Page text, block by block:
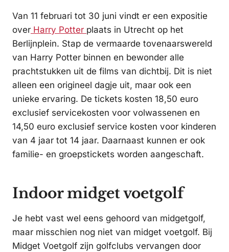
Van 11 februari tot 30 juni vindt er een expositie
over Harry Potter plaats in Utrecht op het
Berlijnplein. Stap de vermaarde tovenaarswereld
van Harry Potter binnen en bewonder alle
prachtstukken uit de films van dichtbij. Dit is niet
alleen een origineel dagje uit, maar ook een
unieke ervaring. De tickets kosten 18,50 euro
exclusief servicekosten voor volwassenen en
14,50 euro exclusief service kosten voor kinderen
van 4 jaar tot 14 jaar. Daarnaast kunnen er ook
familie- en groepstickets worden aangeschaft.
Indoor midget voetgolf
Je hebt vast wel eens gehoord van midgetgolf,
maar misschien nog niet van midget voetgolf. Bij
Midget Voetgolf zijn golfclubs vervangen door